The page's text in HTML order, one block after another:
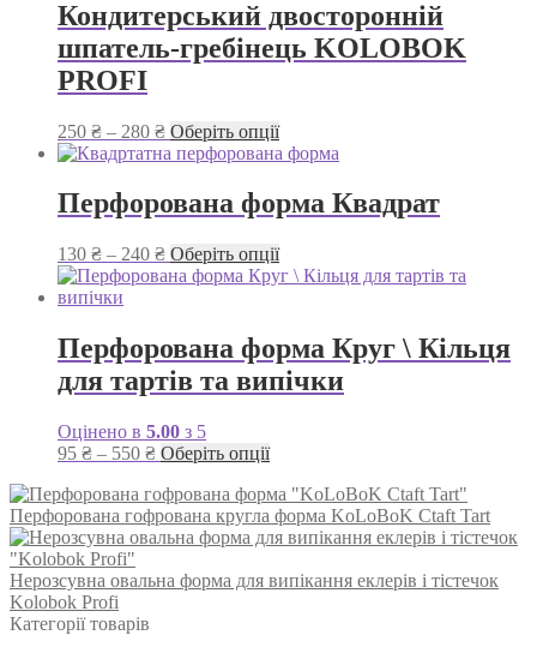
Кондитерський двосторонній
шпатель-гребінець KOLOBOK
PROFI
250 ₴ – 280 ₴Діапазон
цін:
250 ₴
до
Оберіть опціїЦей
товар
кілька
варіантів.
можна
вибрати
товару
Перфорована форма Квадрат
130 ₴ – 240 ₴Діапазон
цін:
240 ₴
Оберіть опціїЦей
товар
варіантів.
Параметри
можна
Перфорована форма Круг \ Кільця
для тартів та випічки
Оцінено в 5.00 з 5
95 ₴ – 550 ₴Діапазон
від
95 ₴
до
Оберіть опціїЦей
має
кілька
варіантів.
можна
Перфорована гофрована кругла форма KoLoBoK Ctaft Tart
Нерозсувна овальна форма для випікання еклерів і тістечок
Kolobok Profi
Категорії товарів